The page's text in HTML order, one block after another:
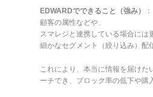
EDWARDでできること（強み）
顧客の属性などや、
スマレジと連携している場合には
細かなセグメント（絞り込み）配
これにより、本当に情報を届けた
ーチでき、ブロック率の低下や購